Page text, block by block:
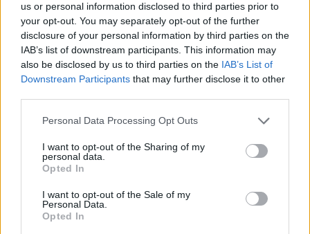
us or personal information disclosed to third parties prior to
your opt-out. You may separately opt-out of the further
disclosure of your personal information by third parties on the
IAB’s list of downstream participants. This information may
also be disclosed by us to third parties on the IAB’s List of
Downstream Participants that may further disclose it to other
Personal Data Processing Opt Outs
I want to opt-out of the Sharing of my
personal data.
Opted In
I want to opt-out of the Sale of my
Personal Data.
Opted In
Белият дом спира проекти за
07.08.2026 / 18:00